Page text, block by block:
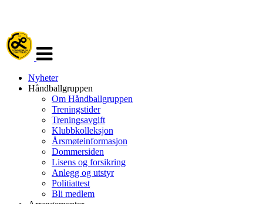
navigasjon
Nyheter
Håndballgruppen
Om Håndballgruppen
Treningstider
Treningsavgift
Klubbkolleksjon
Årsmøteinformasjon
Dommersiden
Lisens og forsikring
Anlegg og utstyr
Politiattest
Bli medlem